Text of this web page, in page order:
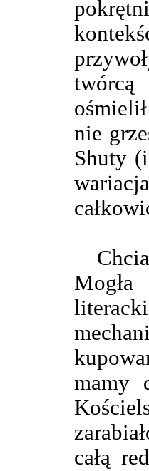
nie
Shuty
mamy
całą